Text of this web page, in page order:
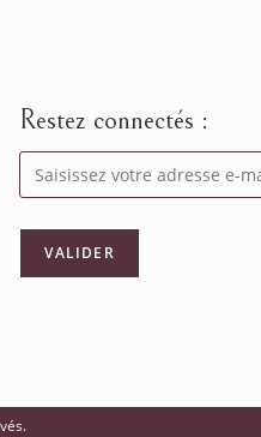
Restez connectés :